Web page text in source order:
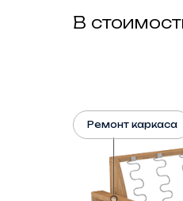
В
Ремонт каркаса